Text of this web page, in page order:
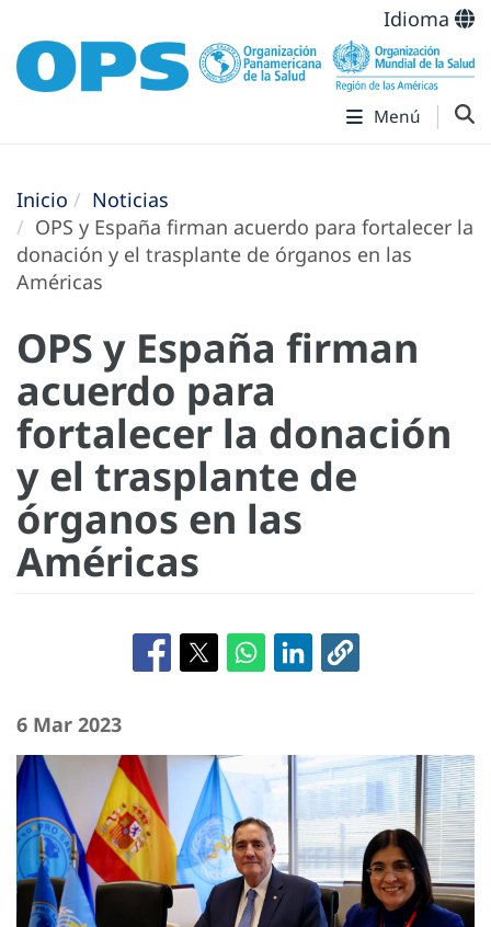
Idioma
Menú
Inicio
Noticias
OPS y España firman acuerdo para fortalecer la
donación y el trasplante de órganos en las
Américas
OPS y España firman
acuerdo para
fortalecer la donación
y el trasplante de
órganos en las
Américas
6 Mar 2023